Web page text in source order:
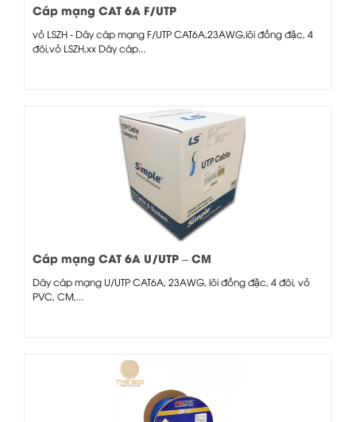
Cáp mạng CAT 6A F/UTP
vỏ LSZH - Dây cáp mạng F/UTP CAT6A,23AWG,lõi đồng đặc, 4
đôi,vỏ LSZH,xx Dây cáp...
Cáp mạng CAT 6A U/UTP – CM
Dây cáp mạng U/UTP CAT6A, 23AWG, lõi đồng đặc, 4 đôi, vỏ
PVC, CM,...